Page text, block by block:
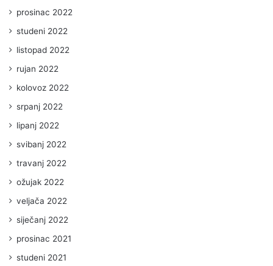
prosinac 2022
studeni 2022
listopad 2022
rujan 2022
kolovoz 2022
srpanj 2022
lipanj 2022
svibanj 2022
travanj 2022
ožujak 2022
veljača 2022
siječanj 2022
prosinac 2021
studeni 2021